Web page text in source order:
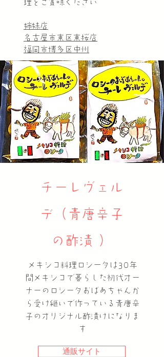
理をご賞味ください
姉妹店
名古屋市東区東桜店
福岡市博多区中州
チーレヴェル
デ（青唐辛子
の酢漬 ）
メキシコ料理ロシータは30年
間メキシコで暮らした初代オー
ナーのロシータおばあちゃんか
ら受け継いで作っている青唐辛
子のオリジナル酢漬けになりま
す
通販サイト